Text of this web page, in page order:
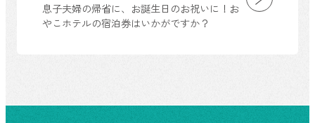
息子夫婦の帰省に、お誕生日のお祝いに！お
やこホテルの宿泊券はいかがですか？